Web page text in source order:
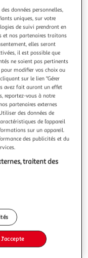
Society
A Paranormal
d'Avantasia est un
musical
mélodies
contenu offre une
données personnelles,
uniques, sur votre
de suivi prendront en
et nos partenaires traitons
elles seront
il est possible que
ne soient pas pertinents
modifier vos choix ou
sur le lien "Gérer
avez fait auront un effet
reportez-vous à notre
partenaires externes
des données de
de l’appareil
sur un appareil.
des publicités et du
traitent des
J'accepte